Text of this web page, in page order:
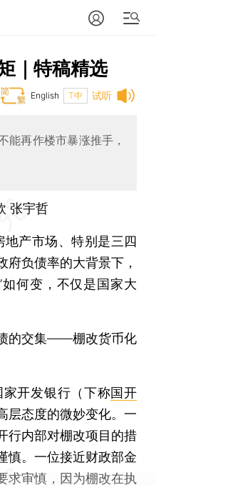
｜特稿精选
试听
T中
English
能再作楼市暴涨推手，
张宇哲
产市场、特别是三四
负债率的大背景下，
何变，不仅是国家大
的交集——棚改货币化
开发银行（下称国开
层态度的微妙变化。一
行内部对棚改项目的措
慎。一位接近财政部金
求审慎，因为棚改在执